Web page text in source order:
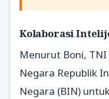
Kolaborasi
Menurut Boni,
Negara Republik
Negara (BIN)